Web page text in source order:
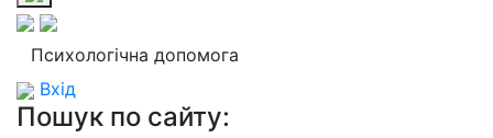
Психологічна допомога
Вхід
Пошук по сайту: